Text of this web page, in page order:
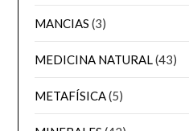
MANCIAS (3)
MEDICINA NATURAL(43)
METAFÍSICA(5)